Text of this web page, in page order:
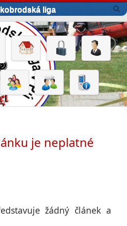
liga
je neplatné
žádný článek a